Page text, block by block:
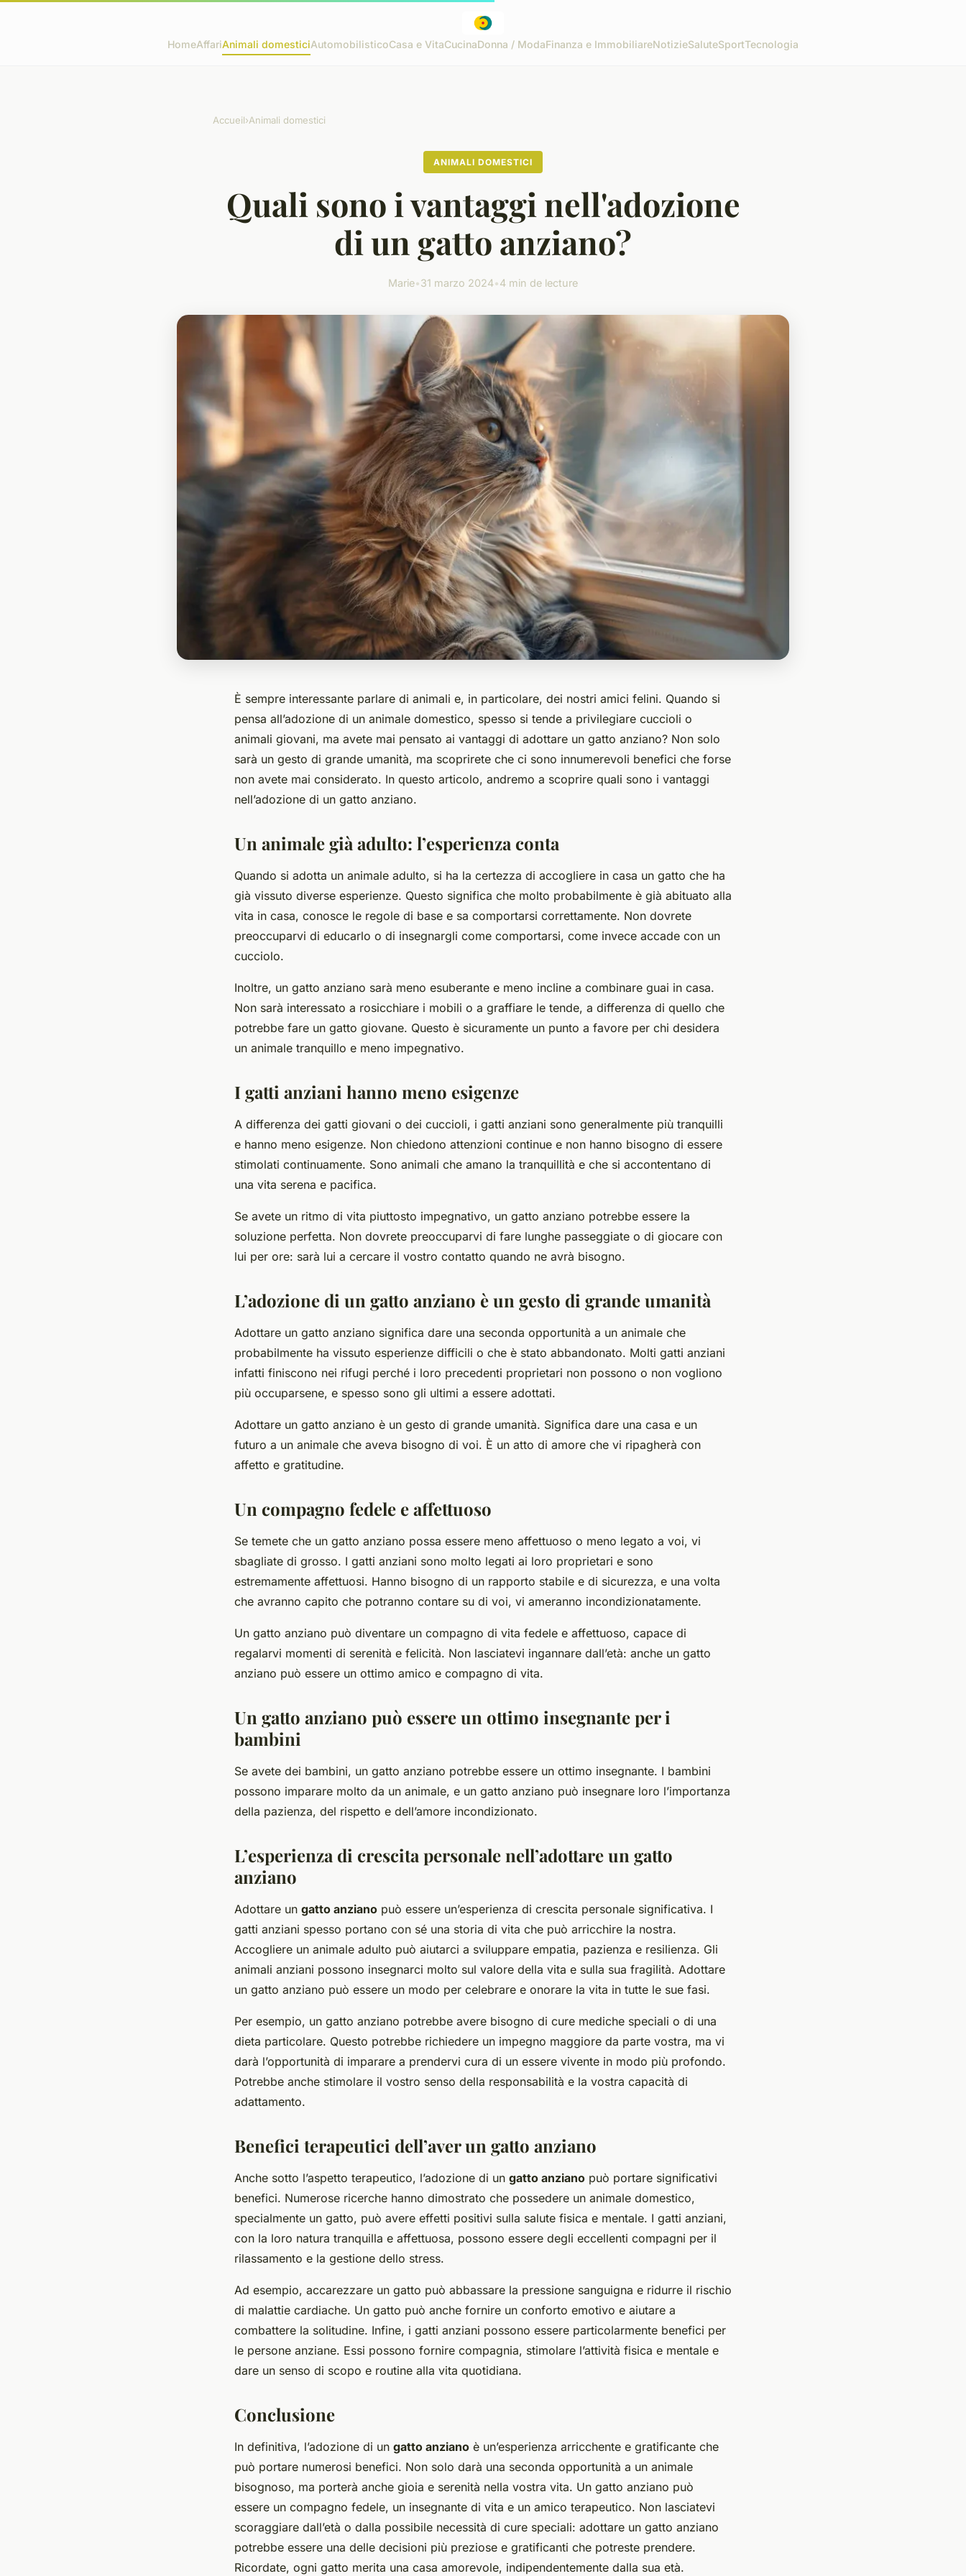
HomeAffariAnimali domesticiAutomobilisticoCasa e VitaCucinaDonna / ModaFinanza e ImmobiliareNotizieSaluteSportTecnologia
Accueil›Animali domestici
ANIMALI DOMESTICI
Quali sono i vantaggi nell'adozione
di un gatto anziano?
Marie•31 marzo 2024•4 min de lecture
È sempre interessante parlare di animali e, in particolare, dei nostri amici felini. Quando si
pensa all’adozione di un animale domestico, spesso si tende a privilegiare cuccioli o
animali giovani, ma avete mai pensato ai vantaggi di adottare un gatto anziano? Non solo
sarà un gesto di grande umanità, ma scoprirete che ci sono innumerevoli benefici che forse
non avete mai considerato. In questo articolo, andremo a scoprire quali sono i vantaggi
nell’adozione di un gatto anziano.
Un animale già adulto: l’esperienza conta
Quando si adotta un animale adulto, si ha la certezza di accogliere in casa un gatto che ha
già vissuto diverse esperienze. Questo significa che molto probabilmente è già abituato alla
vita in casa, conosce le regole di base e sa comportarsi correttamente. Non dovrete
preoccuparvi di educarlo o di insegnargli come comportarsi, come invece accade con un
cucciolo.
Inoltre, un gatto anziano sarà meno esuberante e meno incline a combinare guai in casa.
Non sarà interessato a rosicchiare i mobili o a graffiare le tende, a differenza di quello che
potrebbe fare un gatto giovane. Questo è sicuramente un punto a favore per chi desidera
un animale tranquillo e meno impegnativo.
I gatti anziani hanno meno esigenze
A differenza dei gatti giovani o dei cuccioli, i gatti anziani sono generalmente più tranquilli
e hanno meno esigenze. Non chiedono attenzioni continue e non hanno bisogno di essere
stimolati continuamente. Sono animali che amano la tranquillità e che si accontentano di
una vita serena e pacifica.
Se avete un ritmo di vita piuttosto impegnativo, un gatto anziano potrebbe essere la
soluzione perfetta. Non dovrete preoccuparvi di fare lunghe passeggiate o di giocare con
lui per ore: sarà lui a cercare il vostro contatto quando ne avrà bisogno.
L’adozione di un gatto anziano è un gesto di grande umanità
Adottare un gatto anziano significa dare una seconda opportunità a un animale che
probabilmente ha vissuto esperienze difficili o che è stato abbandonato. Molti gatti anziani
infatti finiscono nei rifugi perché i loro precedenti proprietari non possono o non vogliono
più occuparsene, e spesso sono gli ultimi a essere adottati.
Adottare un gatto anziano è un gesto di grande umanità. Significa dare una casa e un
futuro a un animale che aveva bisogno di voi. È un atto di amore che vi ripagherà con
affetto e gratitudine.
Un compagno fedele e affettuoso
Se temete che un gatto anziano possa essere meno affettuoso o meno legato a voi, vi
sbagliate di grosso. I gatti anziani sono molto legati ai loro proprietari e sono
estremamente affettuosi. Hanno bisogno di un rapporto stabile e di sicurezza, e una volta
che avranno capito che potranno contare su di voi, vi ameranno incondizionatamente.
Un gatto anziano può diventare un compagno di vita fedele e affettuoso, capace di
regalarvi momenti di serenità e felicità. Non lasciatevi ingannare dall’età: anche un gatto
anziano può essere un ottimo amico e compagno di vita.
Un gatto anziano può essere un ottimo insegnante per i
bambini
Se avete dei bambini, un gatto anziano potrebbe essere un ottimo insegnante. I bambini
possono imparare molto da un animale, e un gatto anziano può insegnare loro l’importanza
della pazienza, del rispetto e dell’amore incondizionato.
L’esperienza di crescita personale nell’adottare un gatto
anziano
Adottare un gatto anziano può essere un’esperienza di crescita personale significativa. I
gatti anziani spesso portano con sé una storia di vita che può arricchire la nostra.
Accogliere un animale adulto può aiutarci a sviluppare empatia, pazienza e resilienza. Gli
animali anziani possono insegnarci molto sul valore della vita e sulla sua fragilità. Adottare
un gatto anziano può essere un modo per celebrare e onorare la vita in tutte le sue fasi.
Per esempio, un gatto anziano potrebbe avere bisogno di cure mediche speciali o di una
dieta particolare. Questo potrebbe richiedere un impegno maggiore da parte vostra, ma vi
darà l’opportunità di imparare a prendervi cura di un essere vivente in modo più profondo.
Potrebbe anche stimolare il vostro senso della responsabilità e la vostra capacità di
adattamento.
Benefici terapeutici dell’aver un gatto anziano
Anche sotto l’aspetto terapeutico, l’adozione di un gatto anziano può portare significativi
benefici. Numerose ricerche hanno dimostrato che possedere un animale domestico,
specialmente un gatto, può avere effetti positivi sulla salute fisica e mentale. I gatti anziani,
con la loro natura tranquilla e affettuosa, possono essere degli eccellenti compagni per il
rilassamento e la gestione dello stress.
Ad esempio, accarezzare un gatto può abbassare la pressione sanguigna e ridurre il rischio
di malattie cardiache. Un gatto può anche fornire un conforto emotivo e aiutare a
combattere la solitudine. Infine, i gatti anziani possono essere particolarmente benefici per
le persone anziane. Essi possono fornire compagnia, stimolare l’attività fisica e mentale e
dare un senso di scopo e routine alla vita quotidiana.
Conclusione
In definitiva, l’adozione di un gatto anziano è un’esperienza arricchente e gratificante che
può portare numerosi benefici. Non solo darà una seconda opportunità a un animale
bisognoso, ma porterà anche gioia e serenità nella vostra vita. Un gatto anziano può
essere un compagno fedele, un insegnante di vita e un amico terapeutico. Non lasciatevi
scoraggiare dall’età o dalla possibile necessità di cure speciali: adottare un gatto anziano
potrebbe essere una delle decisioni più preziose e gratificanti che potreste prendere.
Ricordate, ogni gatto merita una casa amorevole, indipendentemente dalla sua età.